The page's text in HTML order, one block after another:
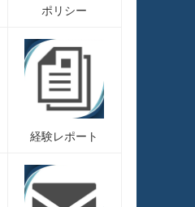
ポリシー
経験レポート